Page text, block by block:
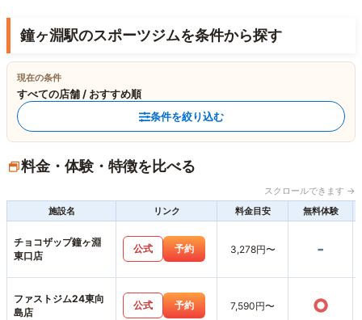
鐘ヶ淵駅のスポーツジムを条件から探す
現在の条件
すべての店舗 / おすすめ順
条件を絞り込む
料金・体験・特徴を比べる
スクロールできます →
施設名
リンク 料金目安 無料体験
チョコザップ鐘ヶ淵
東口店
公式 予約 3,278円〜 -
ファストジム24東向
島店
公式 予約 7,590円〜 ○